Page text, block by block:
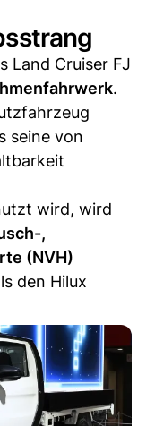
Land Cruiser FJ
.
seine von
wird, wird
,
(NVH)
den Hilux